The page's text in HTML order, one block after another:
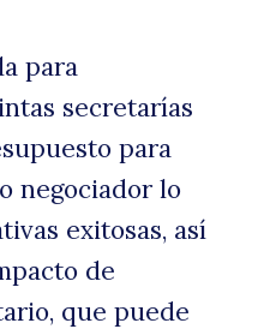
para
secretarías
para
negociador lo
exitosas, así
de
que puede